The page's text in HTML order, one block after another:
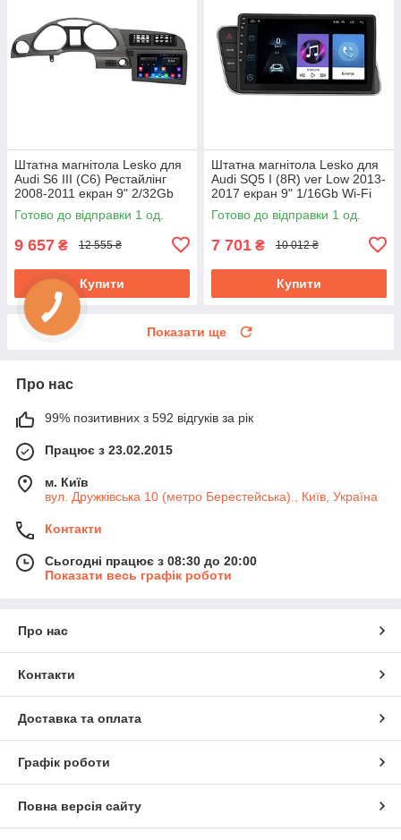
Штатна магнітола Lesko для
Audi S6 III (C6) Рестайлінг
2008-2011 екран 9" 2/32Gb
Wi-Fi GPS Base
Готово до відправки 1 од.
9 657 ₴ 12 555 ₴
Купити
Штатна магнітола Lesko для
Audi SQ5 I (8R) ver Low 2013-
2017 екран 9" 1/16Gb Wi-Fi
GPS Base
Готово до відправки 1 од.
7 701 ₴ 10 012 ₴
Купити
Показати ще
Про нас
99% позитивних з 592 відгуків за рік
Працює з 23.02.2015
м. Київ
вул. Дружківська 10 (метро Берестейська)., Київ, Україна
Контакти
Сьогодні працює з 08:30 до 20:00
Показати весь графік роботи
Про нас
Контакти
Доставка та оплата
Графік роботи
Повна версія сайту